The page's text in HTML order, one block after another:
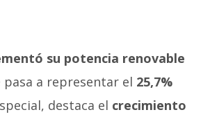
su potencia renovable
pasa a representar el 25,7%
destaca el crecimiento